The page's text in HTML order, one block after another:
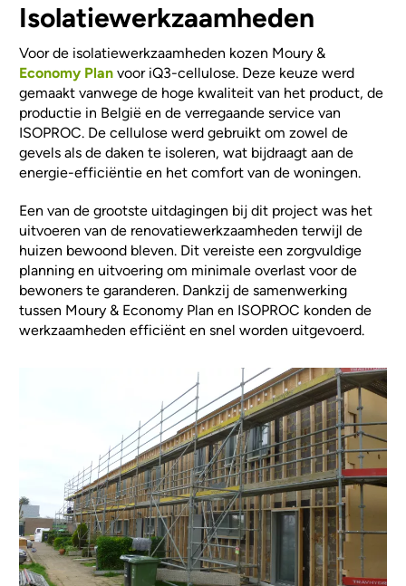
Isolatiewerkzaamheden
Voor de isolatiewerkzaamheden kozen Moury &
Economy Planvoor iQ3-cellulose. Deze keuze werd
gemaakt vanwege de hoge kwaliteit van het product, de
productie in België en de verregaande service van
ISOPROC. De cellulose werd gebruikt om zowel de
gevels als de daken te isoleren, wat bijdraagt aan de
energie-efficiëntie en het comfort van de woningen.
Een van de grootste uitdagingen bij dit project was het
uitvoeren van de renovatiewerkzaamheden terwijl de
huizen bewoond bleven. Dit vereiste een zorgvuldige
planning en uitvoering om minimale overlast voor de
bewoners te garanderen. Dankzij de samenwerking
tussen Moury & Economy Plan en ISOPROC konden de
werkzaamheden efficiënt en snel worden uitgevoerd.